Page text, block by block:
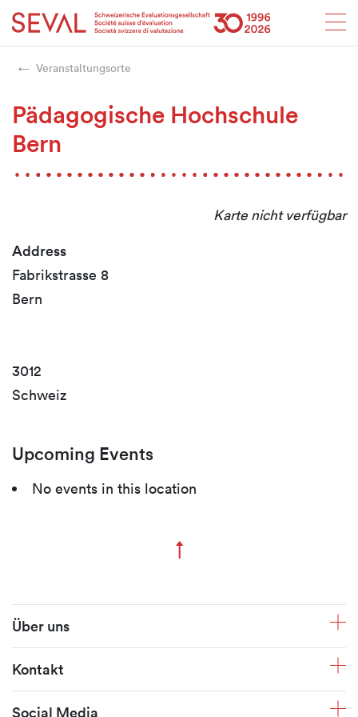
Startseite
Weiter zur Hauptnavigation
Weiter zum Inhalt
Weiter zur Kontaktseite
Weiter zur Sitemap
Weiter zur Suche
Weiter zum Login SEVAL
Veranstaltungsorte
Pädagogische Hochschule
Bern
Karte nicht verfügbar
Address
Fabrikstrasse 8
Bern
3012
Schweiz
Upcoming Events
No events in this location
↑Zum Seitenanfang
Fusszeile
Über uns
Kontakt
Social Media